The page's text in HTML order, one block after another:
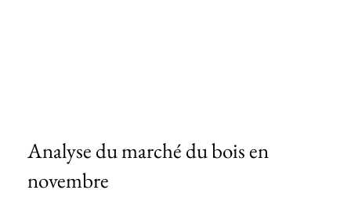
Analyse du marché du bois en
novembre